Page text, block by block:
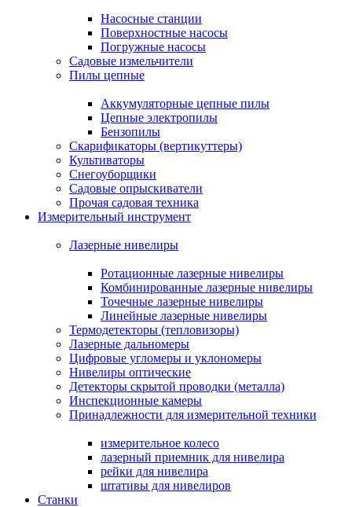
Насосные станции
Поверхностные насосы
Погружные насосы
Садовые измельчители
Пилы цепные
Аккумуляторные цепные пилы
Цепные электропилы
Бензопилы
Скарификаторы (вертикуттеры)
Культиваторы
Снегоуборщики
Садовые опрыскиватели
Прочая садовая техника
Измерительный инструмент
Лазерные нивелиры
Ротационные лазерные нивелиры
Комбинированные лазерные нивелиры
Точечные лазерные нивелиры
Линейные лазерные нивелиры
Термодетекторы (тепловизоры)
Лазерные дальномеры
Цифровые угломеры и уклономеры
Нивелиры оптические
Детекторы скрытой проводки (металла)
Инспекционные камеры
Принадлежности для измерительной техники
измерительное колесо
лазерный приемник для нивелира
рейки для нивелира
штативы для нивелиров
Станки